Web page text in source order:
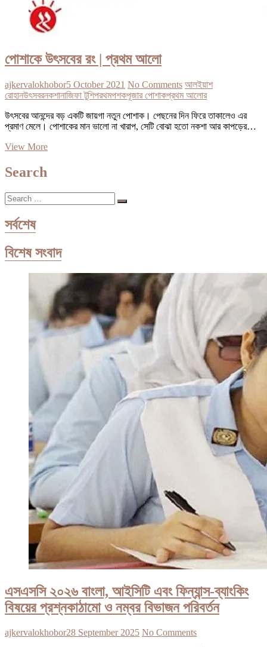
পোশাকে উৎসবের রং | প্রথম আলো
ajkervalokhobor5 October 2021 No Comments আলইয়াশ
রোহানউৎসবরনকশানাজিফা টুশিপরথমপশকপূজার পোশাকপ্রথম আলোর
উৎসবের আনন্দের বড় একটি জায়গা নতুন পোশাক। পেছনের দিন ফিরে তাকালেও এর
প্রমাণ মেলে। পোশাকের মান ভালো না খারাপ, সেটি বোঝা হতো নকশা আর কাপড়ের…
View Moreপোশাকে
Search
Search
…
সর্বশেষ
বিশেষ সংবাদ
এসএসসি ২০২৬ বাংলা, আইসিটি এবং ফিন্যান্স-ব্যাংকিং
বিষয়ের প্রশ্নকাঠামো ও নম্বর বিভাজন পরিবর্তন
ajkervalokhobor28 September 2025 No Comments